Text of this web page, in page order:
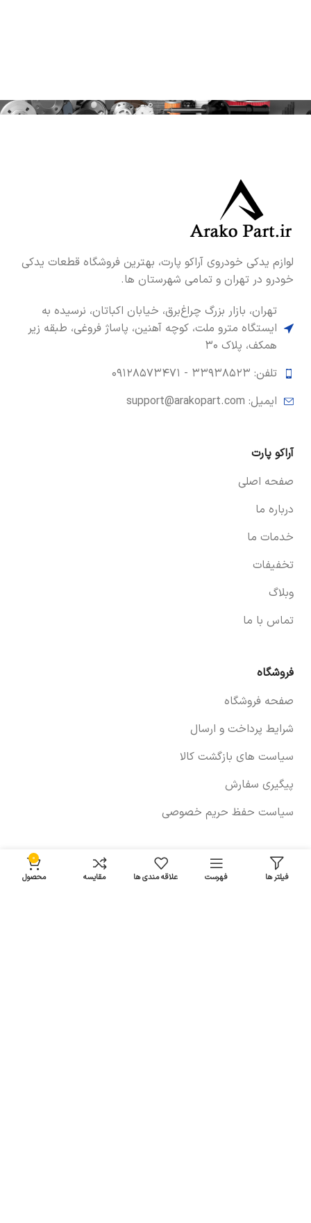
لوازم یدکی خودروی آراکو پارت، بهترین فروشگاه قطعات یدکی
خودرو در تهران و تمامی شهرستان ها.
تهران، بازار بزرگ چراغ‌برق، خیابان اکباتان، نرسیده به
ایستگاه مترو ملت، کوچه آهنین، پاساژ فروغی، طبقه زیر
همکف، پلاک ۳۰
تلفن: ۳۳۹۳۸۵۲۳ -
۰۹۱۲۸۵۷۳۴۷۱
ایمیل: support@arakopart.com
آراکو پارت
صفحه اصلی
درباره ما
خدمات ما
تخفیفات
وبلاگ
تماس با ما
فروشگاه
صفحه فروشگاه
شرایط پرداخت و ارسال
سیاست های بازگشت کالا
پیگیری سفارش
سیاست حفظ حریم خصوصی
خودروها
فیلتر ها فهرست علاقه مندی ها مقایسه
0
محصول